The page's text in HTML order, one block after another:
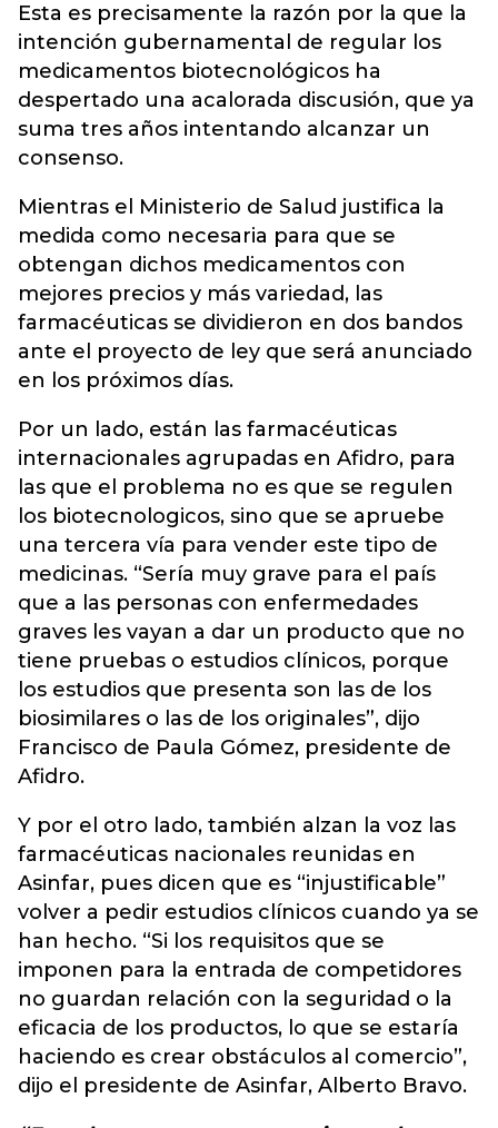
Esta es precisamente la razón por la que la
intención gubernamental de regular los
medicamentos biotecnológicos ha
despertado una acalorada discusión, que ya
suma tres años intentando alcanzar un
consenso.
Mientras el Ministerio de Salud justifica la
medida como necesaria para que se
obtengan dichos medicamentos con
mejores precios y más variedad, las
farmacéuticas se dividieron en dos bandos
ante el proyecto de ley que será anunciado
en los próximos días.
Por un lado, están las farmacéuticas
internacionales agrupadas en Afidro, para
las que el problema no es que se regulen
los biotecnologicos, sino que se apruebe
una tercera vía para vender este tipo de
medicinas. “Sería muy grave para el país
que a las personas con enfermedades
graves les vayan a dar un producto que no
tiene pruebas o estudios clínicos, porque
los estudios que presenta son las de los
biosimilares o las de los originales”, dijo
Francisco de Paula Gómez, presidente de
Afidro.
Y por el otro lado, también alzan la voz las
farmacéuticas nacionales reunidas en
Asinfar, pues dicen que es “injustificable”
volver a pedir estudios clínicos cuando ya se
han hecho. “Si los requisitos que se
imponen para la entrada de competidores
no guardan relación con la seguridad o la
eficacia de los productos, lo que se estaría
haciendo es crear obstáculos al comercio”,
dijo el presidente de Asinfar, Alberto Bravo.